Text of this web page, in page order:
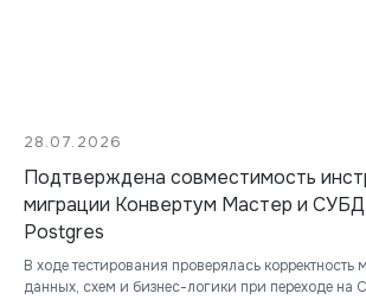
28.07.2026
Подтверждена совместимость
миграции Конвертум Мастер и
Postgres
В ходе тестирования проверялась корректность
данных, схем и бизнес-логики при переходе